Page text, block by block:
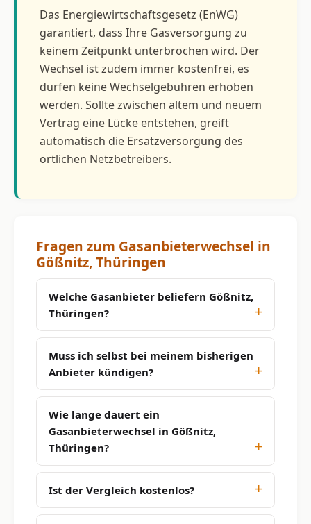
Das Energiewirtschaftsgesetz (EnWG)
garantiert, dass Ihre Gasversorgung zu
keinem Zeitpunkt unterbrochen wird. Der
Wechsel ist zudem immer kostenfrei, es
dürfen keine Wechselgebühren erhoben
werden. Sollte zwischen altem und neuem
Vertrag eine Lücke entstehen, greift
automatisch die Ersatzversorgung des
örtlichen Netzbetreibers.
Fragen zum Gasanbieterwechsel in
Gößnitz, Thüringen
Welche Gasanbieter beliefern Gößnitz,
Thüringen?
Muss ich selbst bei meinem bisherigen
Anbieter kündigen?
Wie lange dauert ein
Gasanbieterwechsel in Gößnitz,
Thüringen?
Ist der Vergleich kostenlos?